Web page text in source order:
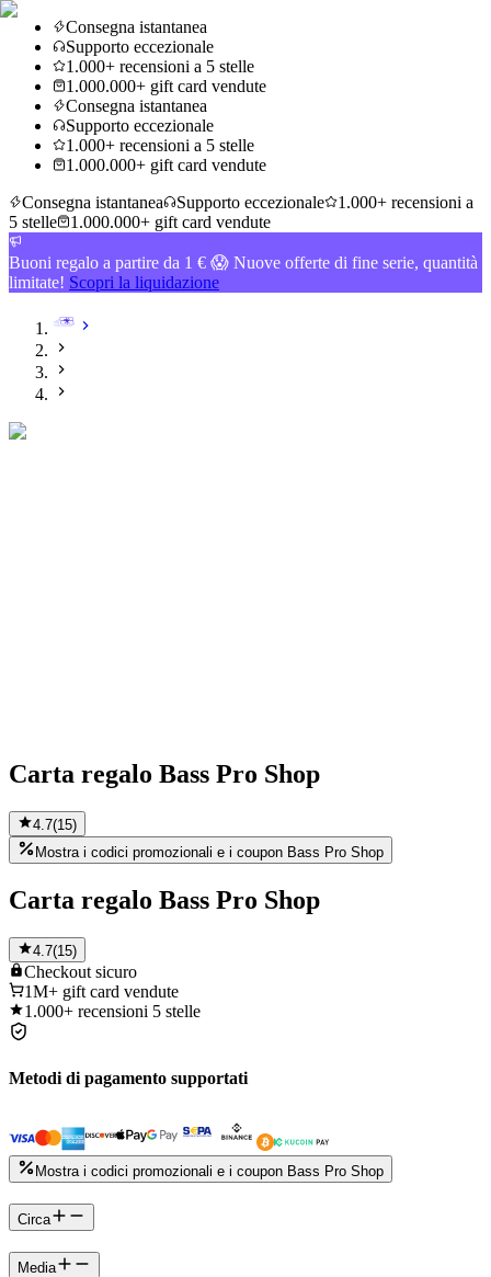
Consegna istantanea
Supporto eccezionale
1.000+ recensioni a 5 stelle
1.000.000+ gift card vendute
Consegna istantanea
Supporto eccezionale
1.000+ recensioni a 5 stelle
1.000.000+ gift card vendute
Consegna istantanea
Supporto eccezionale
1.000+ recensioni a
5 stelle
1.000.000+ gift card vendute
Buoni regalo a partire da 1 € 😱 Nuove offerte di fine serie, quantità
limitate! Scopri la liquidazione
Carta regalo Bass Pro Shop
4.7(15)
Mostra i codici promozionali e i coupon Bass Pro Shop
Carta regalo Bass Pro Shop
4.7(15)
Checkout sicuro
1M+ gift card vendute
1.000+ recensioni 5 stelle
Metodi di pagamento supportati
Mostra i codici promozionali e i coupon Bass Pro Shop
Circa
Media